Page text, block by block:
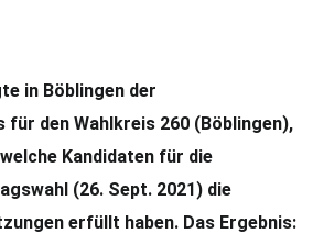
in Böblingen der
für den Wahlkreis 260 (Böblingen),
Kandidaten für die
(26. Sept. 2021) die
erfüllt haben. Das Ergebnis: